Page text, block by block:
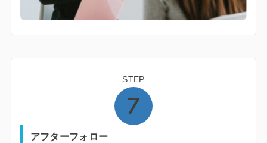
STEP
アフターフォロー